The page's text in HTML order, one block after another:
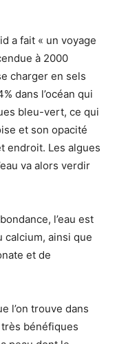
a fait « un voyage
à 2000
charger en sels
dans l’océan qui
bleu-vert, ce qui
et son opacité
endroit. Les algues
va alors verdir
l’eau est
calcium, ainsi que
et de
l’on trouve dans
très bénéfiques